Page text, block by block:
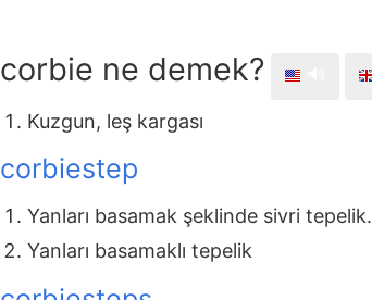
corbie ne demek?
Kuzgun, leş kargası
corbiestep
Yanları basamak şeklinde sivri tepelik.
Yanları basamaklı tepelik